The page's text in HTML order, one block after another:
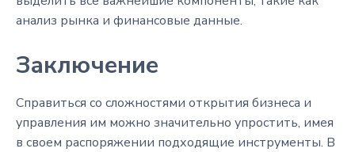
анализ рынка и финансовые данные.
Заключение
Справиться со сложностями открытия бизнеса и
управления им можно значительно упростить, имея
в своем распоряжении подходящие инструменты. В